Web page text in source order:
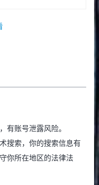
有账号泄露风险。
搜索，你的搜索信息有
你所在地区的法律法